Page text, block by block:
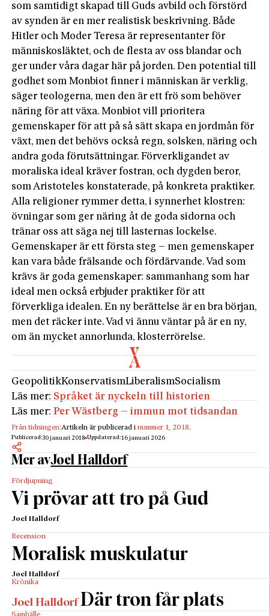
som samtidigt skapad till Guds avbild och förstörd
av synden är en mer realistisk beskrivning. Både
Hitler och Moder Teresa är representanter för
människosläktet, och de flesta av oss blandar och
ger under våra dagar här på jorden. Den potential till
godhet som Monbiot finner i människan är verklig,
säger teologerna, men den är ett frö som behöver
näring för att växa. Monbiot vill prioritera
gemenskaper för att på så sätt skapa en jordmån för
växt, men det behövs också regn, solsken, näring och
andra goda förutsättningar. Förverkligandet av
moraliska ideal kräver fostran, och dygden beror,
som Aristoteles konstaterade, på konkreta praktiker.
Alla religioner rymmer detta, i synnerhet klostren:
övningar som ger näring åt de goda sidorna och
tränar oss att säga nej till lasternas lockelse.
Gemenskaper är ett första steg – men gemenskaper
kan vara både frälsande och fördärvande. Vad som
krävs är goda gemenskaper: sammanhang som har
ideal men också erbjuder praktiker för att
förverkliga idealen. En ny berättelse är en bra början,
men det räcker inte. Vad vi ännu väntar på är en ny,
om än mycket annorlunda, klosterrörelse.
GeopolitikKonservatismLiberalismSocialism
Läs mer: Språket är nyckeln till historien
Läs mer:Per Wästberg – immun mot tidsandan
Från tidningen:Artikeln är publicerad inummer 1, 2018.
Publicerad:30 januari 2018 Uppdaterad:16 januari 2026
Mer avJoel Halldorf
Fördjupning
Vi prövar att tro på Gud
Joel Halldorf
Recension
Moralisk muskulatur
Joel Halldorf
Krönika
Joel Halldorf Där tron får plats